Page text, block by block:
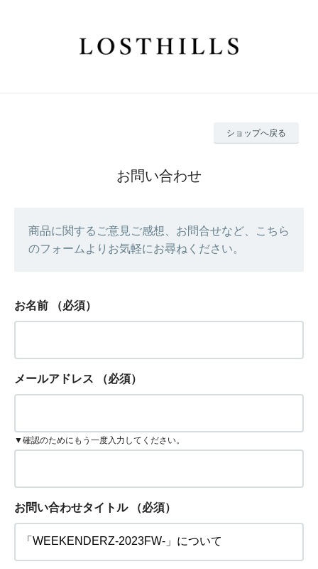
ショップへ戻る
お問い合わせ
商品に関するご意見ご感想、お問合せなど、こちら
のフォームよりお気軽にお尋ねください。
お名前 （必須）
メールアドレス （必須）
▼確認のためにもう一度入力してください。
お問い合わせタイトル （必須）